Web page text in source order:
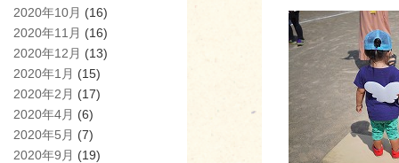
2020年10月 (16)
2020年11月 (16)
2020年12月 (13)
2020年1月 (15)
2020年2月 (17)
2020年4月 (6)
2020年5月 (7)
2020年9月 (19)